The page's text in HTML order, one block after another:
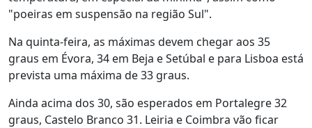
"poeiras em suspensão na região Sul".
Na quinta-feira, as máximas devem chegar aos 35
graus em Évora, 34 em Beja e Setúbal e para Lisboa está
prevista uma máxima de 33 graus.
Ainda acima dos 30, são esperados em Portalegre 32
graus, Castelo Branco 31. Leiria e Coimbra vão ficar